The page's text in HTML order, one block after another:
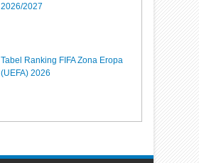
2026/2027
Tabel Ranking FIFA Zona Eropa
(UEFA) 2026